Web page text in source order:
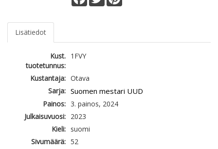
Lisätiedot
Kust.
tuotetunnus:
1FVY
Kustantaja: Otava
Sarja: Suomen mestari UUD
Painos: 3. painos, 2024
Julkaisuvuosi: 2023
Kieli: suomi
Sivumäärä: 52